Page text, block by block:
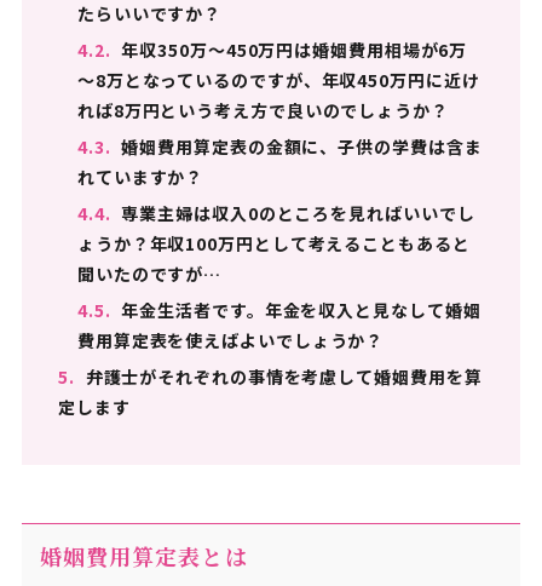
たらいいですか？
4.2. 年収350万～450万円は婚姻費用相場が6万
～8万となっているのですが、年収450万円に近け
れば8万円という考え方で良いのでしょうか？
4.3. 婚姻費用算定表の金額に、子供の学費は含ま
れていますか？
4.4. 専業主婦は収入0のところを見ればいいでし
ょうか？年収100万円として考えることもあると
聞いたのですが…
4.5. 年金生活者です。年金を収入と見なして婚姻
費用算定表を使えばよいでしょうか？
5. 弁護士がそれぞれの事情を考慮して婚姻費用を算
定します
婚姻費用算定表とは